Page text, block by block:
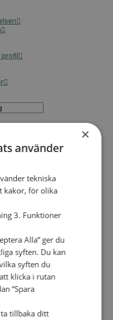
×
använder
tekniska
kakor, för olika
3. Funktioner
Alla” ger du
syften. Du kan
syften du
klicka i rutan
”Spara
tillbaka ditt